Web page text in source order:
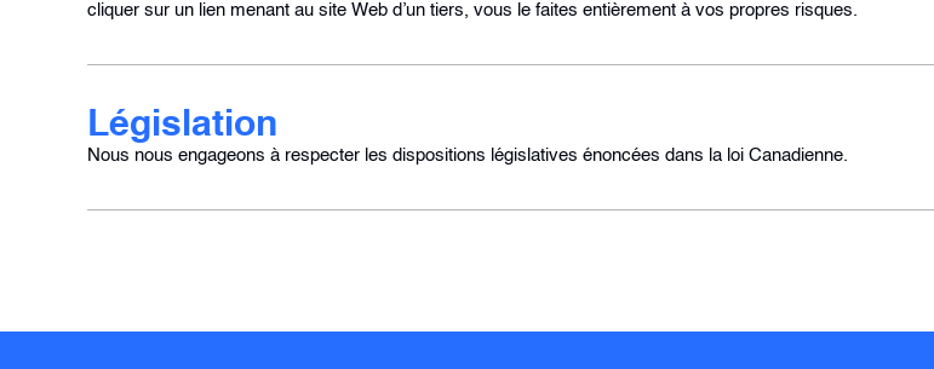
cliquer sur un lien menant au site Web d’un tiers, vous le faites entièrement à vos propres risques.
Législation
Nous nous engageons à respecter les dispositions législatives énoncées dans la loi Canadienne.